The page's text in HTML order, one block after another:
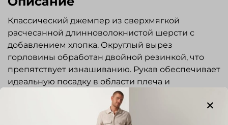
Классический джемпер из сверхмягкой
расчесанной длинноволокнистой шерсти с
добавлением хлопка. Округлый вырез
горловины обработан двойной резинкой, что
препятствует изнашиванию. Рукав обеспечивает
идеальную посадку в области плеча и
исключительный комфорт при ношении. Низ
изделия и рукавов на резинке. На рукавах
имитация заплаты из контрастной ткани. На